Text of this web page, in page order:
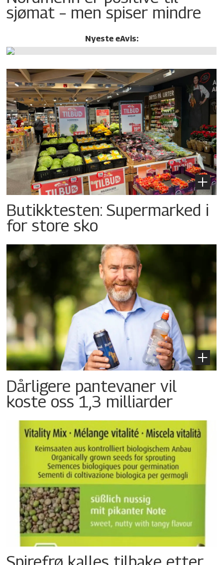
sjømat – men spiser mindre
Nyeste eAvis:
Butikktesten: Supermarked i
for store sko
Dårligere pantevaner vil
koste oss 1,3 milliarder